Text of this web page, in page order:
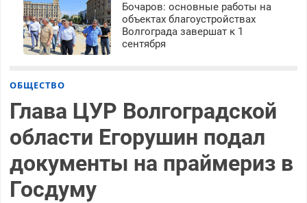
Набережная День Победы Реконструкция ЦПКиО
80-летие Победы Парк Героев-летчиков
Бочаров: основные работы на
объектах благоустройствах
Волгограда завершат к 1
сентября
ОБЩЕСТВО
Глава ЦУР Волгоградской
области Егорушин подал
документы на праймериз в
Госдуму